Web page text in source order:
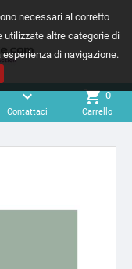
necessari al corretto
altre categorie di
di navigazione.
expand_more
Contattaci
shopping_cart 0
Carrello